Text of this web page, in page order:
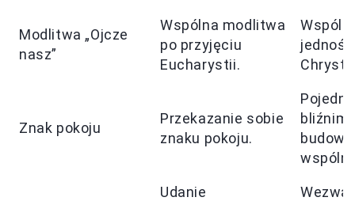
Modlitwa „Ojcze
nasz”
Wspólna modlitwa
po przyjęciu
Eucharystii.
Znak pokoju
Przekazanie sobie
znaku pokoju.
bliźnimi,
Udanie